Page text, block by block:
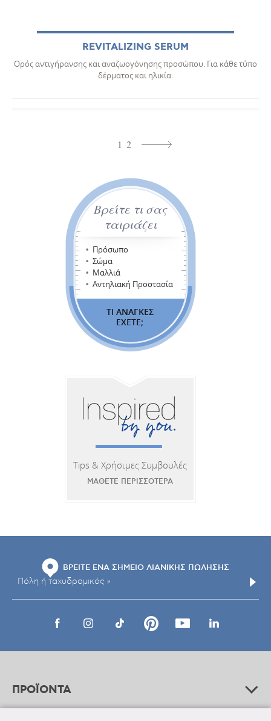
REVITALIZING SERUM
Ορός αντιγήρανσης και αναζωογόνησης προσώπου. Για κάθε τύπο
δέρματος και ηλικία.
1 2
Βρείτε τι σας
ταιριάζει
Πρόσωπο
Σώμα
Μαλλιά
Αντηλιακή Προστασία
ΤΙ ΑΝΑΓΚΕΣ
ΕΧΕΤΕ;
Tips & Χρήσιμες Συμβουλές
ΜΑΘΕΤΕ ΠΕΡΙΣΣΟΤΕΡΑ
ΒΡΕΙΤΕ ΕΝΑ ΣΗΜΕΙΟ ΛΙΑΝΙΚΗΣ ΠΩΛΗΣΗΣ
ΠΡΟΪΟΝΤΑ